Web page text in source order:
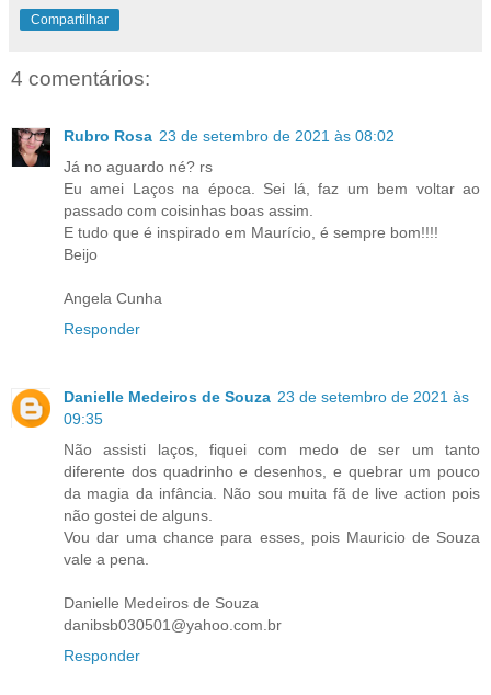
Compartilhar
4 comentários:
Rubro Rosa 23 de setembro de 2021 às 08:02
Já no aguardo né? rs
Eu amei Laços na época. Sei lá, faz um bem voltar ao
passado com coisinhas boas assim.
E tudo que é inspirado em Maurício, é sempre bom!!!!
Beijo
Angela Cunha
Responder
Danielle Medeiros de Souza 23 de setembro de 2021 às
09:35
Não assisti laços, fiquei com medo de ser um tanto
diferente dos quadrinho e desenhos, e quebrar um pouco
da magia da infância. Não sou muita fã de live action pois
não gostei de alguns.
Vou dar uma chance para esses, pois Mauricio de Souza
vale a pena.
Danielle Medeiros de Souza
danibsb030501@yahoo.com.br
Responder